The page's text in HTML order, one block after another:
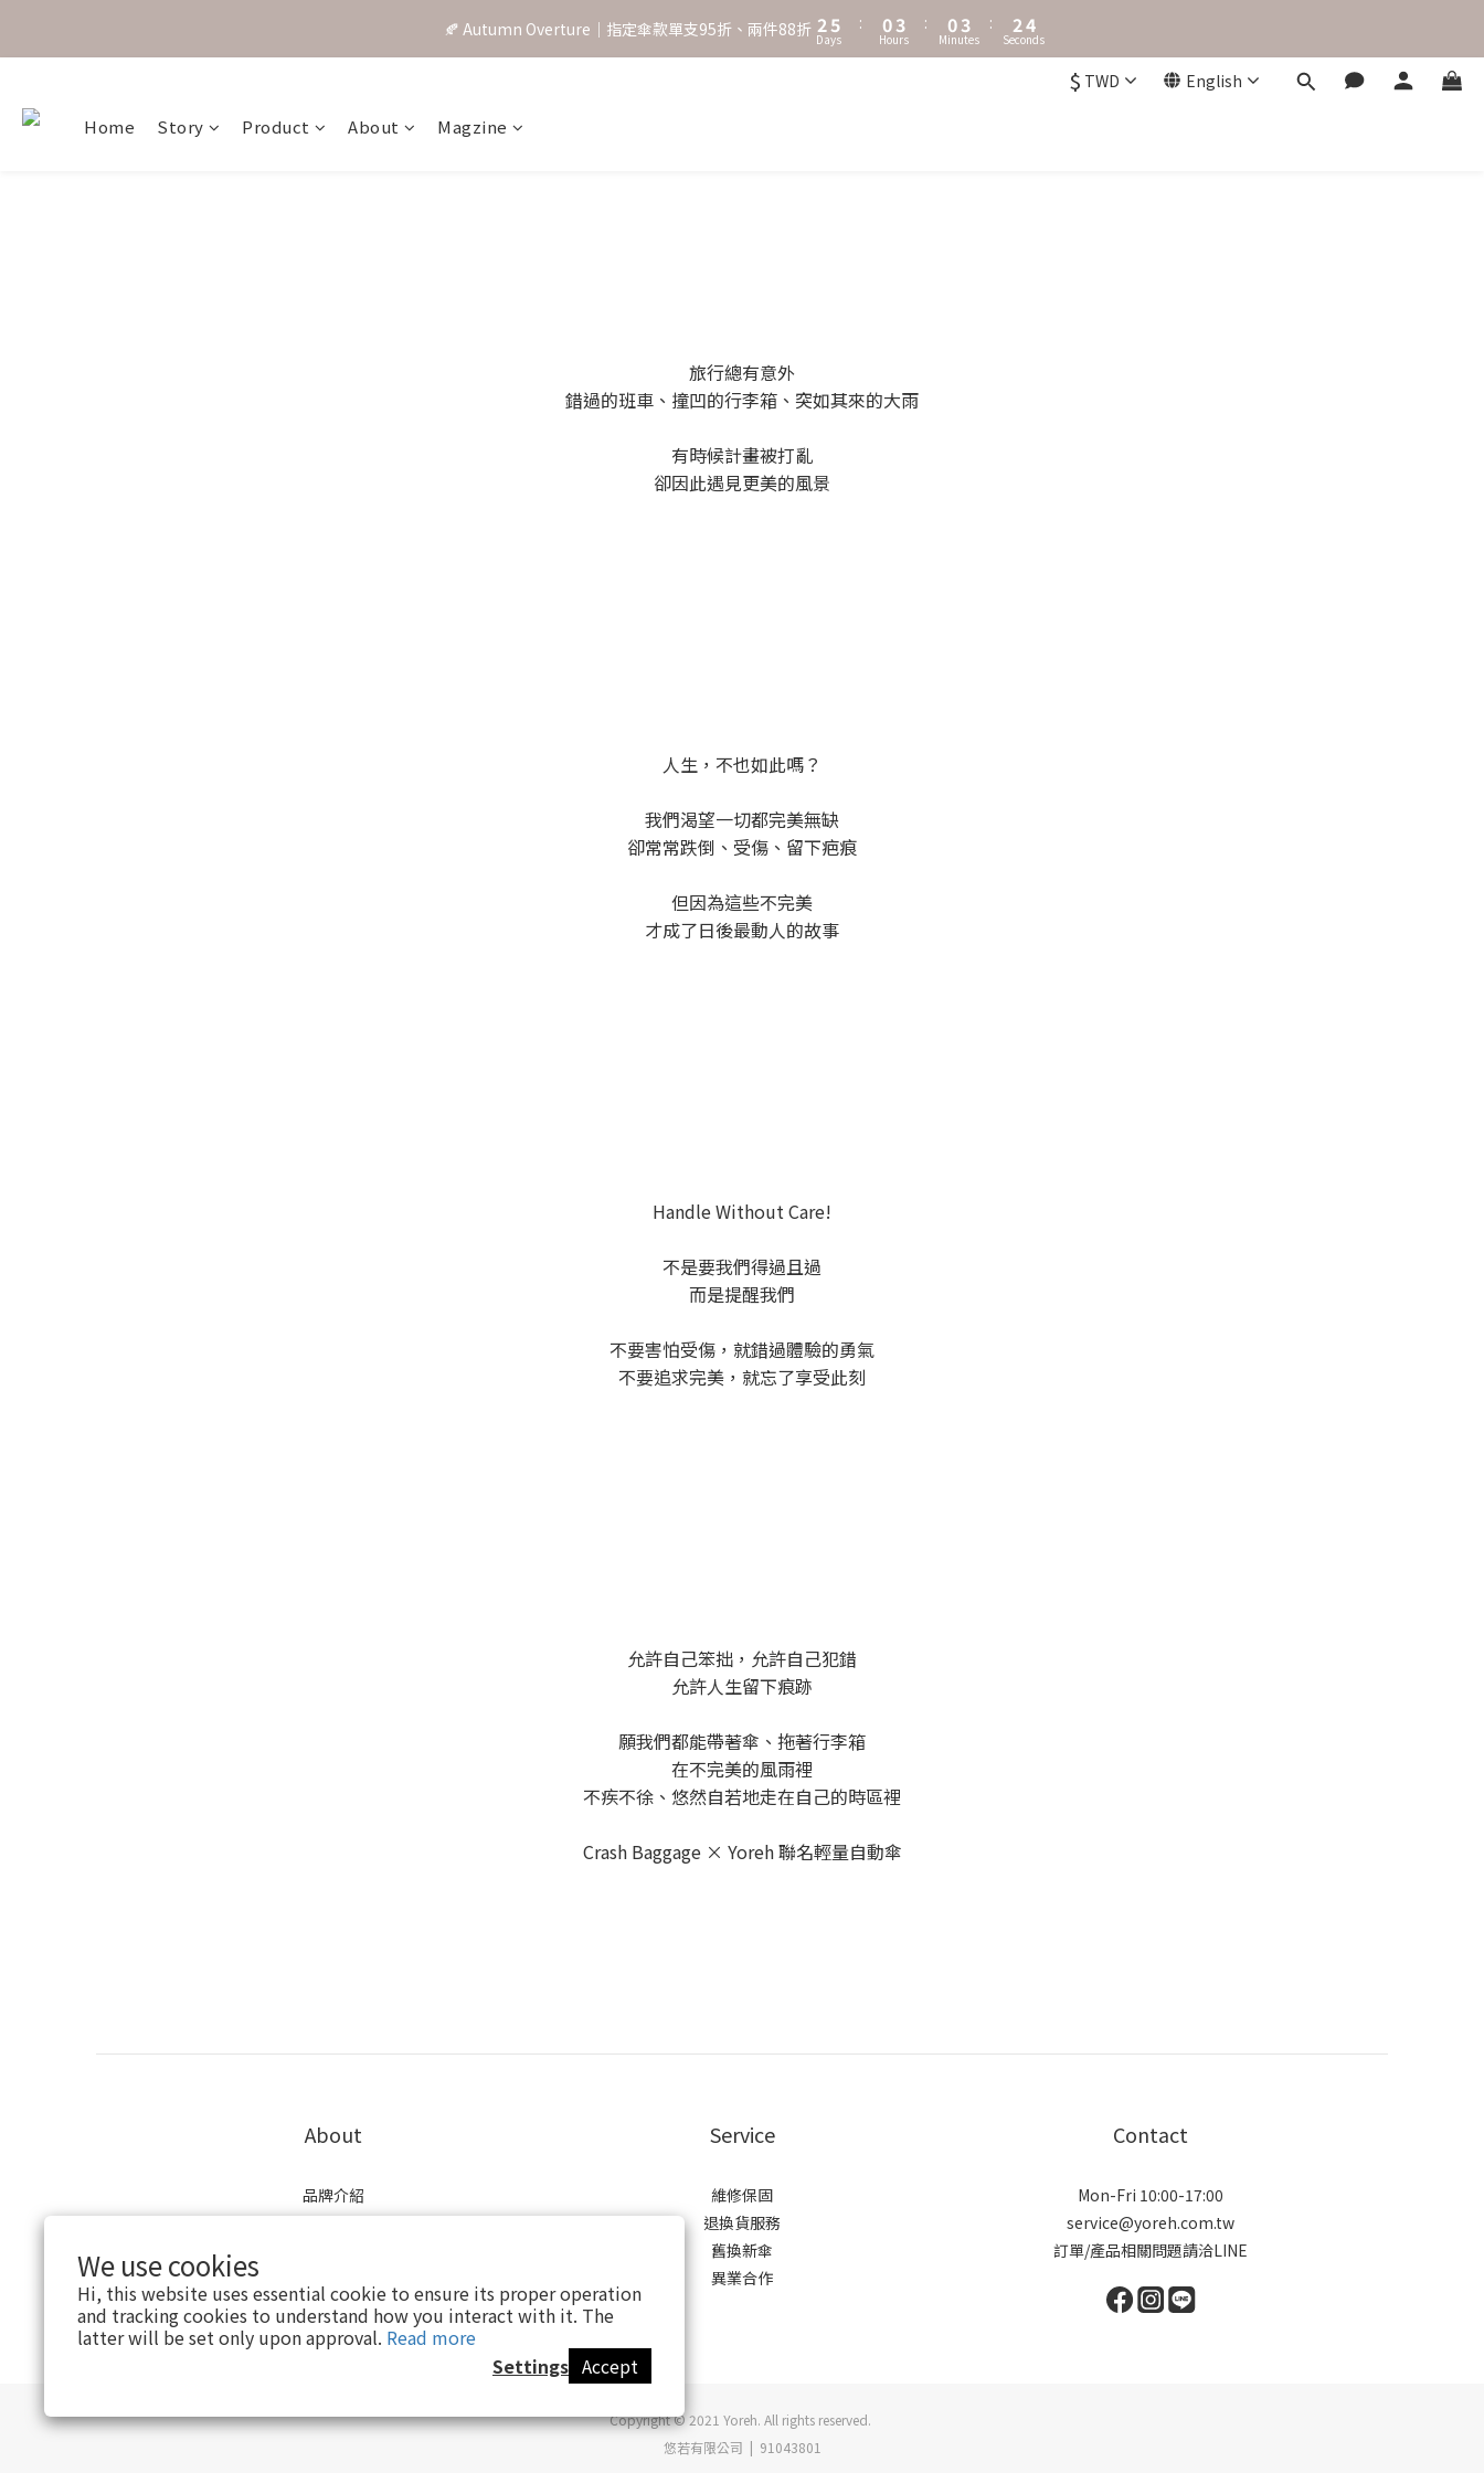
We use cookies
Hi, this website uses essential cookie to ensure its proper operation
and tracking cookies to understand how you interact with it. The
latter will be set only upon approval. Read more
Settings Accept
˖⋆꙳𝜗𝜚꙳. Shefa 沃野棕4款 全新上市˖⋆꙳𝜗𝜚꙳
🍂 Autumn Overture｜指定傘款單支95折、兩件88折 2
1
5
4
Days
:
03
2
Hours
:
03
2
Minutes
:
2
1
3
2
Seconds
$ TWD English
Home Story Product About Magzine
旅行總有意外
錯過的班車、撞凹的行李箱、突如其來的大雨
有時候計畫被打亂
卻因此遇見更美的風景
人生，不也如此嗎？
我們渴望一切都完美無缺
卻常常跌倒、受傷、留下疤痕
但因為這些不完美
才成了日後最動人的故事
Handle Without Care!
不是要我們得過且過
而是提醒我們
不要害怕受傷，就錯過體驗的勇氣
不要追求完美，就忘了享受此刻
允許自己笨拙，允許自己犯錯
允許人生留下痕跡
願我們都能帶著傘、拖著行李箱
在不完美的風雨裡
不疾不徐、悠然自若地走在自己的時區裡
Crash Baggage × Yoreh 聯名輕量自動傘
About
品牌介紹
現有通路
Service
維修保固
退換貨服務
舊換新傘
異業合作
Contact
Mon-Fri 10:00-17:00
service@yoreh.com.tw
訂單/產品相關問題請洽LINE
Copyright © 2021 Yoreh. All rights reserved.
悠若有限公司 | 91043801